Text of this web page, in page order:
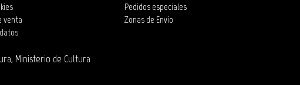
venta
Pedidos especiales
Zonas de Envío
Ministerio de Cultura